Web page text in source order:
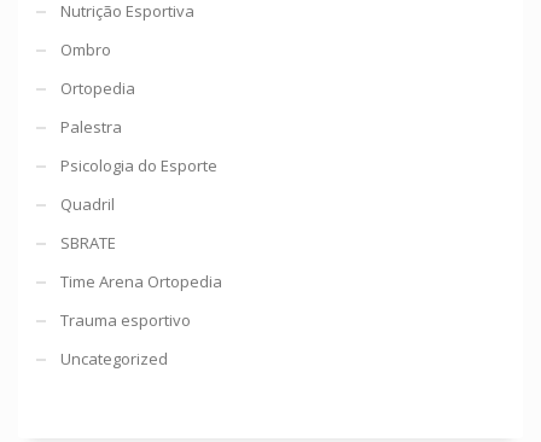
Nutrição Esportiva
Ombro
Ortopedia
Palestra
Psicologia do Esporte
Quadril
SBRATE
Time Arena Ortopedia
Trauma esportivo
Uncategorized